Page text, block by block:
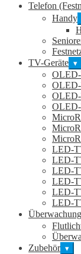
Telefon
Handy
TV-Geräte ▾
OLED-
OLED-
LED-
LED-
LED-
LED-
LED-
LED-
Zubehör ▾